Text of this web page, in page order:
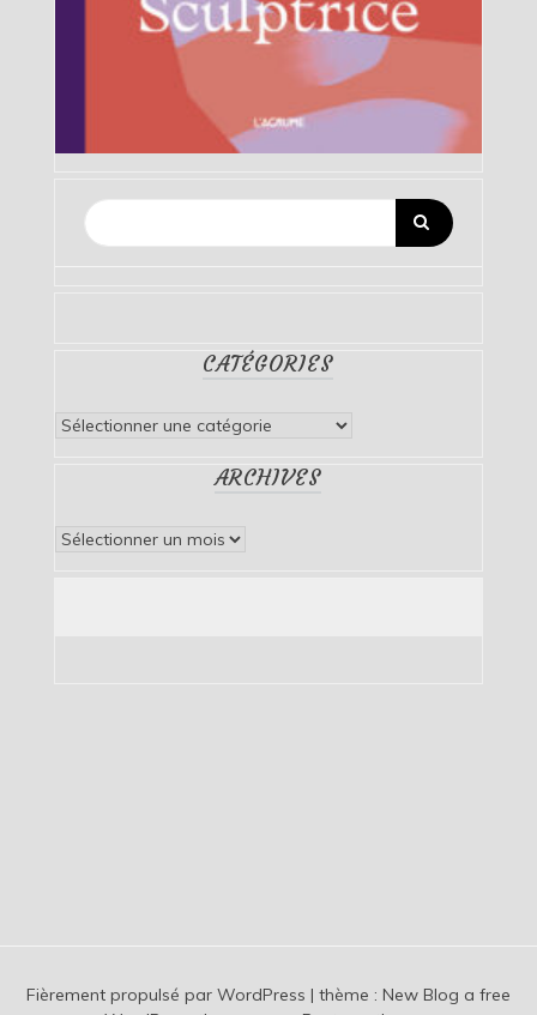
CATÉGORIES
Catégories
ARCHIVES
Archives
Fièrement propulsé par WordPress | thème : New Blog a free